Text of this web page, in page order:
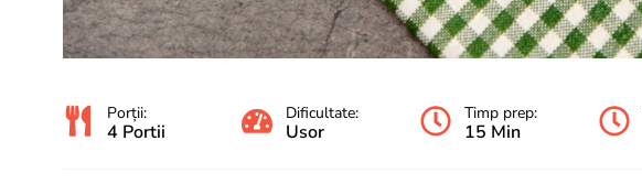
Porții:
4 Portii
Dificultate:
Usor
Timp prep:
15 Min